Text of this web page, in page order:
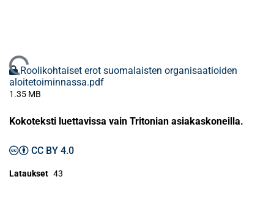
Ladataan...Roolikohtaiset erot suomalaisten organisaatioiden
aloitetoiminnassa.pdf
1.35 MB
Kokoteksti luettavissa vain Tritonian asiakaskoneilla.
CC BY 4.0
Lataukset 43